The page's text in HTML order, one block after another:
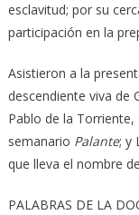
esclavitud; por su
participación en la
Asistieron a la
descendiente viva de
Pablo de la
semanario Palante; y
que lleva el nombre
PALABRAS DE LA